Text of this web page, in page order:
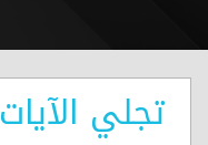
تجلي الآيات 24